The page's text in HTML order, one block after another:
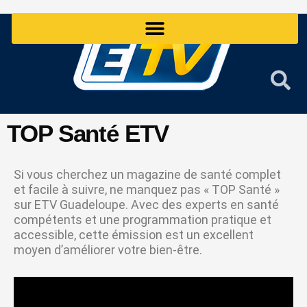
TOP Santé ETV
Si vous cherchez un magazine de santé complet
et facile à suivre, ne manquez pas « TOP Santé »
sur ETV Guadeloupe. Avec des experts en santé
compétents et une programmation pratique et
accessible, cette émission est un excellent
moyen d’améliorer votre bien-être.